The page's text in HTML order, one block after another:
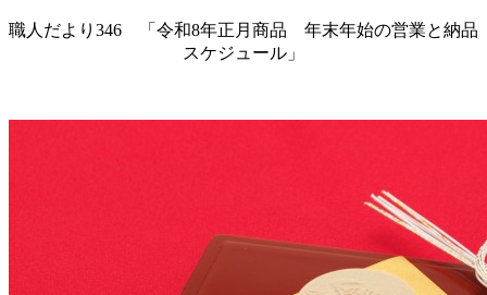
職人だより346 「令和8年正月商品 年末年始の営業と納品
スケジュール」